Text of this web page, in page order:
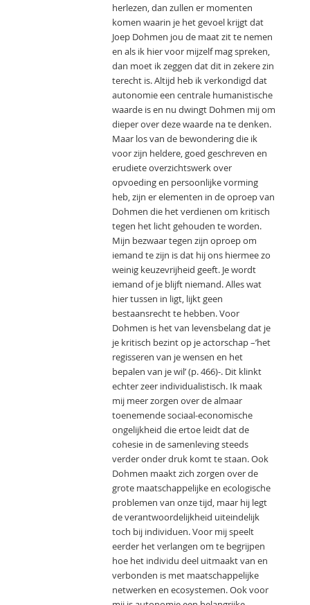
herlezen, dan zullen er momenten
komen waarin je het gevoel krijgt dat
Joep Dohmen jou de maat zit te nemen
en als ik hier voor mijzelf mag spreken,
dan moet ik zeggen dat dit in zekere zin
terecht is. Altijd heb ik verkondigd dat
autonomie een centrale humanistische
waarde is en nu dwingt Dohmen mij om
dieper over deze waarde na te denken.
Maar los van de bewondering die ik
voor zijn heldere, goed geschreven en
erudiete overzichtswerk over
opvoeding en persoonlijke vorming
heb, zijn er elementen in de oproep van
Dohmen die het verdienen om kritisch
tegen het licht gehouden te worden.
Mijn bezwaar tegen zijn oproep om
iemand te zijn is dat hij ons hiermee zo
weinig keuzevrijheid geeft. Je wordt
iemand of je blijft niemand. Alles wat
hier tussen in ligt, lijkt geen
bestaansrecht te hebben. Voor
Dohmen is het van levensbelang dat je
je kritisch bezint op je actorschap –’het
regisseren van je wensen en het
bepalen van je wil’ (p. 466)-. Dit klinkt
echter zeer individualistisch. Ik maak
mij meer zorgen over de almaar
toenemende sociaal-economische
ongelijkheid die ertoe leidt dat de
cohesie in de samenleving steeds
verder onder druk komt te staan. Ook
Dohmen maakt zich zorgen over de
grote maatschappelijke en ecologische
problemen van onze tijd, maar hij legt
de verantwoordelijkheid uiteindelijk
toch bij individuen. Voor mij speelt
eerder het verlangen om te begrijpen
hoe het individu deel uitmaakt van en
verbonden is met maatschappelijke
netwerken en ecosystemen. Ook voor